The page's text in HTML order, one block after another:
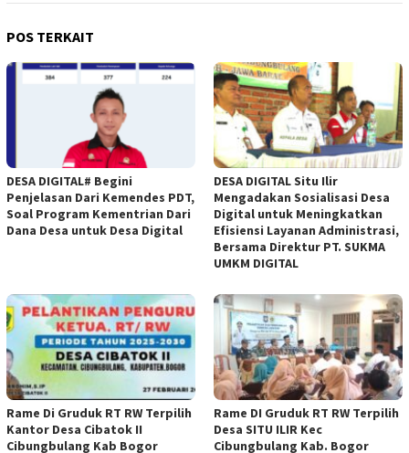
POS TERKAIT
DESA DIGITAL# Begini
Penjelasan Dari Kemendes PDT,
Soal Program Kementrian Dari
Dana Desa untuk Desa Digital
DESA DIGITAL Situ Ilir
Mengadakan Sosialisasi Desa
Digital untuk Meningkatkan
Efisiensi Layanan Administrasi,
Bersama Direktur PT. SUKMA
UMKM DIGITAL
Rame Di Gruduk RT RW Terpilih
Kantor Desa Cibatok II
Cibungbulang Kab Bogor
Rame DI Gruduk RT RW Terpilih
Desa SITU ILIR Kec
Cibungbulang Kab. Bogor